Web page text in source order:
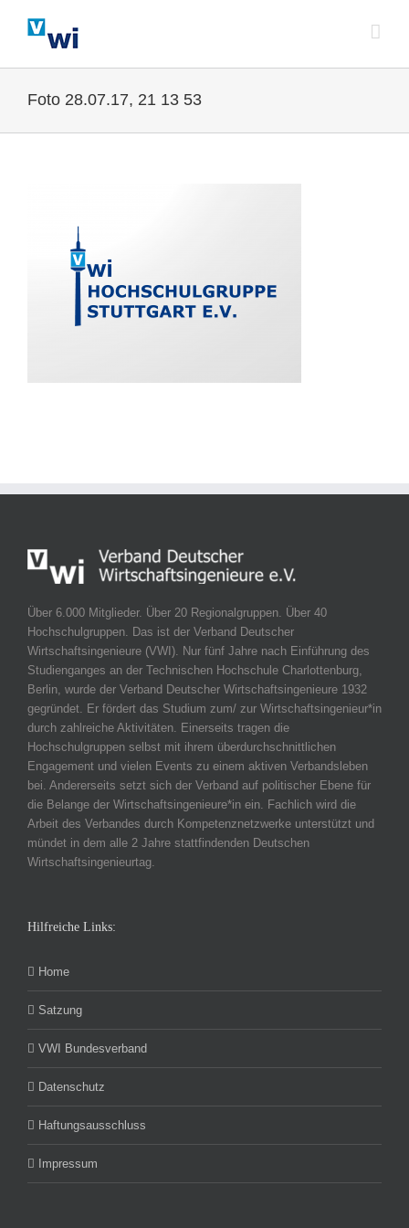
Foto 28.07.17, 21 13 53
Über 6.000 Mitglieder. Über 20 Regionalgruppen. Über 40
Hochschulgruppen. Das ist der Verband Deutscher
Wirtschaftsingenieure (VWI). Nur fünf Jahre nach Einführung des
Studienganges an der Technischen Hochschule Charlottenburg,
Berlin, wurde der Verband Deutscher Wirtschaftsingenieure 1932
gegründet. Er fördert das Studium zum/ zur Wirtschaftsingenieur*in
durch zahlreiche Aktivitäten. Einerseits tragen die
Hochschulgruppen selbst mit ihrem überdurchschnittlichen
Engagement und vielen Events zu einem aktiven Verbandsleben
bei. Andererseits setzt sich der Verband auf politischer Ebene für
die Belange der Wirtschaftsingenieure*in ein. Fachlich wird die
Arbeit des Verbandes durch Kompetenznetzwerke unterstützt und
mündet in dem alle 2 Jahre stattfindenden Deutschen
Wirtschaftsingenieurtag.
Hilfreiche Links:
Home
Satzung
VWI Bundesverband
Datenschutz
Haftungsausschluss
Impressum